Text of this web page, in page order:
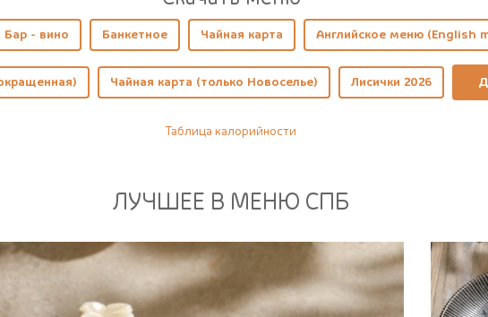
Бар - вино Банкетное Чайная карта Английское меню (English
Чайная карта (только Новоселье) Лисички 2026
Таблица калорийности
ЛУЧШЕЕ В МЕНЮ СПБ